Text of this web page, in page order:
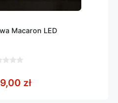
Macaron LED
zł